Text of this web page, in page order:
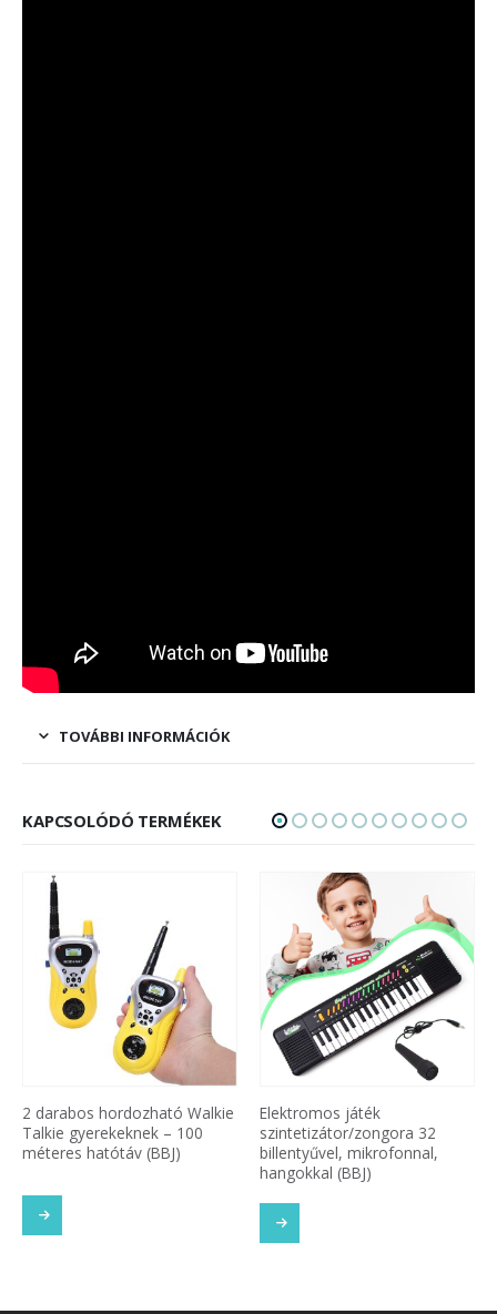
TOVÁBBI INFORMÁCIÓK
KAPCSOLÓDÓ TERMÉKEK
Elektromos játék
szintetizátor/zongora 32
billentyűvel, mikrofonnal,
Távirányítós Transformers
Bugatti robot autó (BBJ)
TOVÁBB OLVASOM